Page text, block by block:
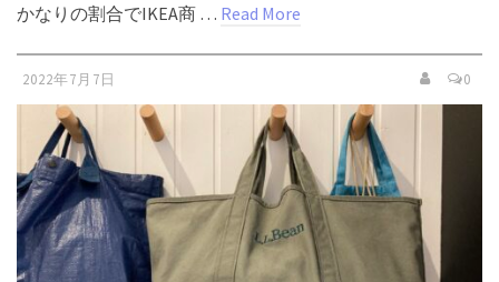
かなりの割合でIKEA商 … Read More
2022年7月7日 0